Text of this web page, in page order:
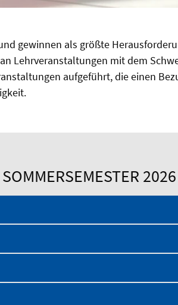
gewinnen als größte
Lehrveranstaltungen mit dem
aufgeführt, die einen
SOMMERSEMESTER 2026